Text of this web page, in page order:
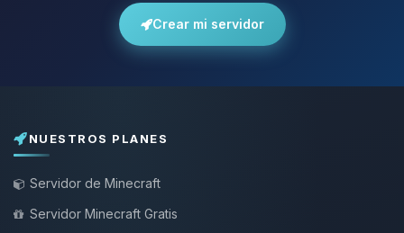
Crear mi servidor
NUESTROS PLANES
Servidor de Minecraft
Servidor Minecraft Gratis